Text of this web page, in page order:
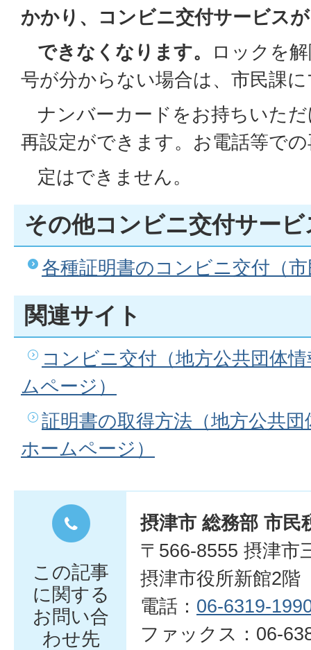
かかり、コンビニ交付サービス
できなくなります。
ロックを
号が分からない場合は、市民課
ナンバーカードをお持ちいた
再設定ができます。お電話等で
定はできません。
その他コンビニ交付サー
各種証明書のコンビニ交付（
関連サイト
コンビニ交付（地方公共団体
ムページ）
証明書の取得方法（地方公共
ホームページ）
この記事
に関する
お問い合
わせ先
摂津市 総務部 市民
〒566-8555 摂津市
摂津市役所新館2階
電話： 06-6319-
ファックス：06-